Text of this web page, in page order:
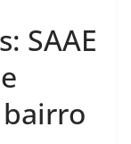
SAAE